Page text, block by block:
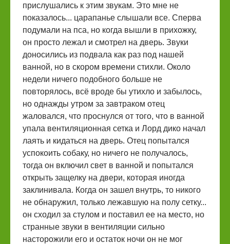
прислушались к этим звукам. Это мне не
показалось... царапанье слышали все. Сперва
подумали на пса, но когда вышли в прихожку,
он просто лежал и смотрел на дверь. Звуки
доносились из подвала как раз под нашей
ванной, но в скором времени стихли. Около
недели ничего подобного больше не
повторялось, всё вроде бы утихло и забылось,
но однажды утром за завтраком отец
жаловался, что проснулся от того, что в ванной
упала вентиляционная сетка и Лорд дико начал
лаять и кидаться на дверь. Отец попытался
успокоить собаку, но ничего не получалось,
тогда он включил свет в ванной и попытался
открыть защелку на двери, которая иногда
заклинивала. Когда он зашел внутрь, то никого
не обнаружил, только лежавшую на полу сетку...
он сходил за стулом и поставил ее на место, но
странные звуки в вентиляции сильно
насторожили его и остаток ночи он не мог